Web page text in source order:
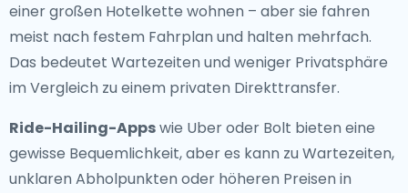
einer großen Hotelkette wohnen – aber sie fahren
meist nach festem Fahrplan und halten mehrfach.
Das bedeutet Wartezeiten und weniger Privatsphäre
im Vergleich zu einem privaten Direkttransfer.
Ride-Hailing-Appswie Uber oder Bolt bieten eine
gewisse Bequemlichkeit, aber es kann zu Wartezeiten,
unklaren Abholpunkten oder höheren Preisen in